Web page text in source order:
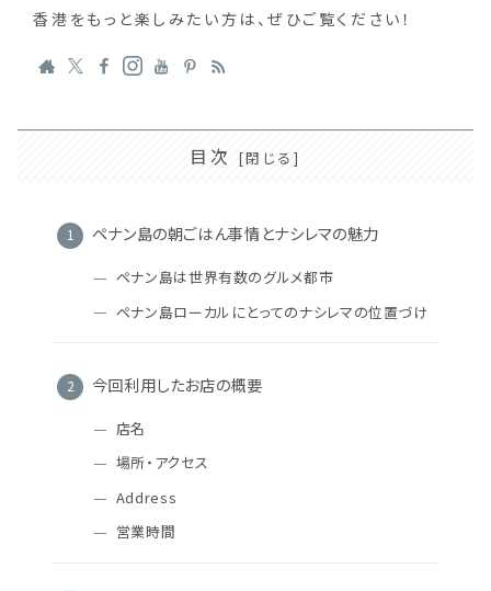
香港をもっと楽しみたい方は、ぜひご覧ください！
目次
ペナン島の朝ごはん事情とナシレマの魅力
ペナン島は世界有数のグルメ都市
ペナン島ローカルにとってのナシレマの位置づけ
今回利用したお店の概要
店名
場所・アクセス
Address
営業時間